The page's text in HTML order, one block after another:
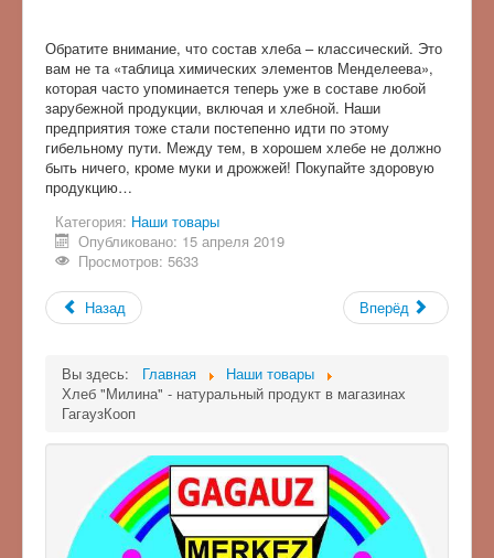
Обратите внимание, что состав хлеба – классический. Это
вам не та «таблица химических элементов Менделеева»,
которая часто упоминается теперь уже в составе любой
зарубежной продукции, включая и хлебной. Наши
предприятия тоже стали постепенно идти по этому
гибельному пути. Между тем, в хорошем хлебе не должно
быть ничего, кроме муки и дрожжей! Покупайте здоровую
продукцию…
Категория: Наши товары
Опубликовано: 15 апреля 2019
Просмотров: 5633
Назад Вперёд
Вы здесь: Главная
Наши товары
Хлеб "Милина" - натуральный продукт в магазинах
ГагаузКооп